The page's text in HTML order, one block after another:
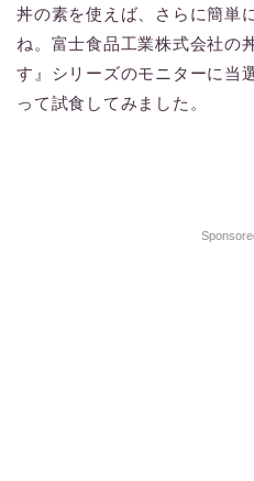
丼の素を使えば、さらに簡単
ね。富士食品工業株式会社の
す』シリーズのモニターに当
って試食してみました。